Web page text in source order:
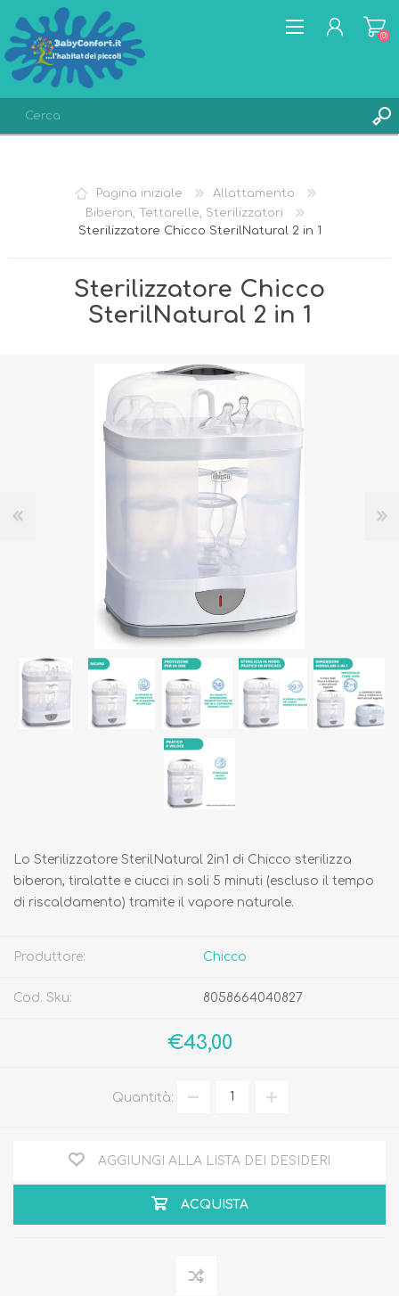
LISTA DEI DESIDERI
(0)
Pagina iniziale
Allattamento
Biberon, Tettarelle, Sterilizzatori
Sterilizzatore Chicco SterilNatural 2 in 1
Sterilizzatore Chicco
SterilNatural 2 in 1
Lo Sterilizzatore SterilNatural 2in1 di Chicco sterilizza
biberon, tiralatte e ciucci in soli 5 minuti (escluso il tempo
di riscaldamento) tramite il vapore naturale.
Produttore: Chicco
Cod. Sku: 8058664040827
€43,00
Quantità:
AGGIUNGI ALLA LISTA DEI DESIDERI
ACQUISTA